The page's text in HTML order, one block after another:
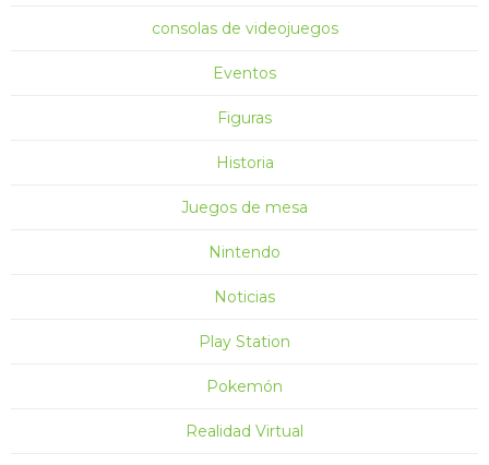
consolas de videojuegos
Eventos
Figuras
Historia
Juegos de mesa
Nintendo
Noticias
Play Station
Pokemón
Realidad Virtual